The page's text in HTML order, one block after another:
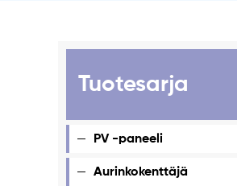
Tuotesarja
PV -paneeli
Aurinkokenttäjä